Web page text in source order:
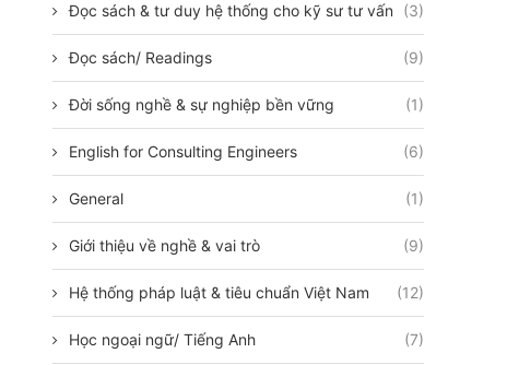
Đọc sách & tư duy hệ thống cho kỹ sư tư vấn (3)
Đọc sách/ Readings (9)
Đời sống nghề & sự nghiệp bền vững (1)
English for Consulting Engineers (6)
General (1)
Giới thiệu về nghề & vai trò (9)
Hệ thống pháp luật & tiêu chuẩn Việt Nam (12)
Học ngoại ngữ/ Tiếng Anh (7)